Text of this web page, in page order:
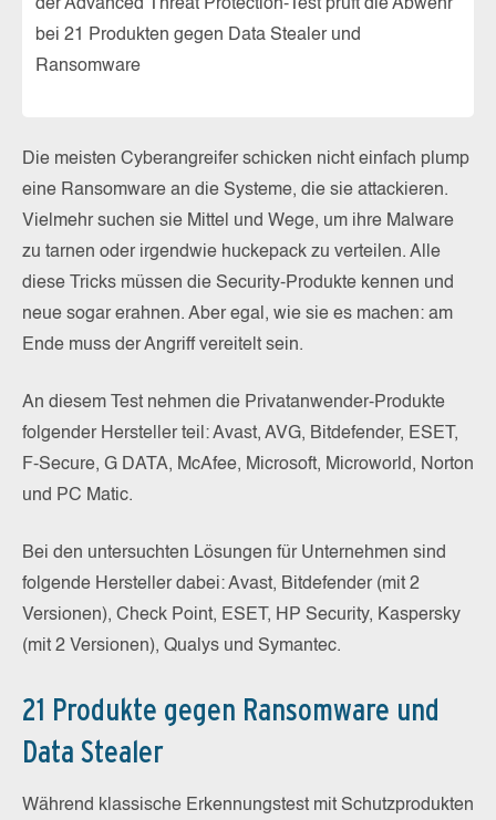
der Advanced Threat Protection-Test prüft die Abwehr
bei 21 Produkten gegen Data Stealer und
Ransomware
Die meisten Cyberangreifer schicken nicht einfach plump
eine Ransomware an die Systeme, die sie attackieren.
Vielmehr suchen sie Mittel und Wege, um ihre Malware
zu tarnen oder irgendwie huckepack zu verteilen. Alle
diese Tricks müssen die Security-Produkte kennen und
neue sogar erahnen. Aber egal, wie sie es machen: am
Ende muss der Angriff vereitelt sein.
An diesem Test nehmen die Privatanwender-Produkte
folgender Hersteller teil: Avast, AVG, Bitdefender, ESET,
F-Secure, G DATA, McAfee, Microsoft, Microworld, Norton
und PC Matic.
Bei den untersuchten Lösungen für Unternehmen sind
folgende Hersteller dabei: Avast, Bitdefender (mit 2
Versionen), Check Point, ESET, HP Security, Kaspersky
(mit 2 Versionen), Qualys und Symantec.
21 Produkte gegen Ransomware und
Data Stealer
Während klassische Erkennungstest mit Schutzprodukten